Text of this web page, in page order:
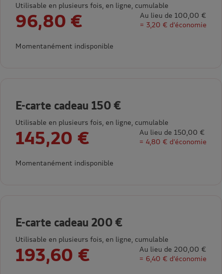
Utilisable en plusieurs fois, en ligne, cumulable
96,80 €
Au lieu de 100,00 €
= 3,20 € d’économie
Momentanément indisponible
E-carte cadeau 150 €
Utilisable en plusieurs fois, en ligne, cumulable
145,20 €
Au lieu de 150,00 €
= 4,80 € d’économie
Momentanément indisponible
E-carte cadeau 200 €
Utilisable en plusieurs fois, en ligne, cumulable
193,60 €
Au lieu de 200,00 €
= 6,40 € d’économie